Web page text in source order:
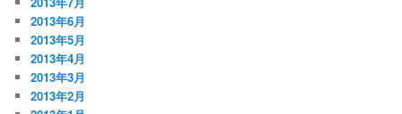
2013年6月
2013年5月
2013年4月
2013年3月
2013年2月